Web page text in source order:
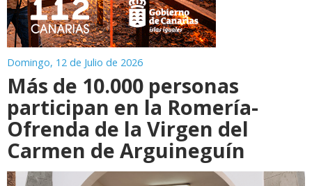
Domingo, 12 de Julio de 2026
Más de 10.000 personas
participan en la Romería-
Ofrenda de la Virgen del
Carmen de Arguineguín